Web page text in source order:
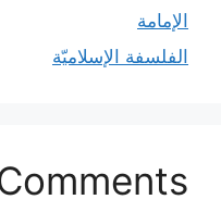
الإمامة
الفلسفة الإسلاميّة